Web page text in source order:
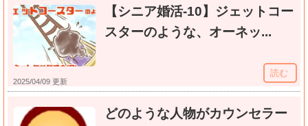
2025/04/09 更新
【シニア婚活-10】ジェットコー
スターのような、オーネッ...
読む
どのような人物がカウンセラー